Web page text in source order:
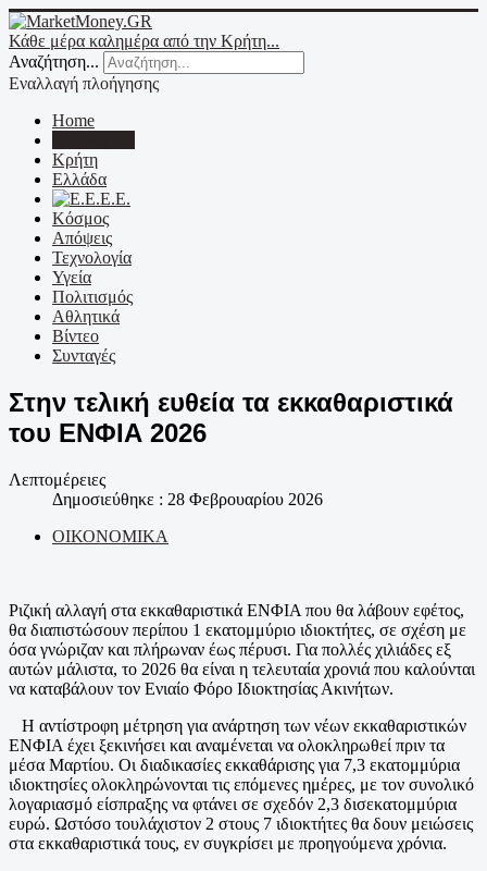
Κάθε μέρα καλημέρα από την Κρήτη...
Αναζήτηση...
Εναλλαγή πλοήγησης
Home
Κρήτη
Ελλάδα
Ε.Ε.
Κόσμος
Απόψεις
Τεχνολογία
Υγεία
Πολιτισμός
Αθλητικά
Βίντεο
Συνταγές
Στην τελική ευθεία τα εκκαθαριστικά
του ΕΝΦΙΑ 2026
Λεπτομέρειες
Δημοσιεύθηκε : 28 Φεβρουαρίου 2026
ΟΙΚΟΝΟΜΙΚΑ
Ριζική αλλαγή στα εκκαθαριστικά ΕΝΦΙΑ που θα λάβουν εφέτος,
θα διαπιστώσουν περίπου 1 εκατομμύριο ιδιοκτήτες, σε σχέση με
όσα γνώριζαν και πλήρωναν έως πέρυσι. Για πολλές χιλιάδες εξ
αυτών μάλιστα, το 2026 θα είναι η τελευταία χρονιά που καλούνται
να καταβάλουν τον Ενιαίο Φόρο Ιδιοκτησίας Ακινήτων.
Η αντίστροφη μέτρηση για ανάρτηση των νέων εκκαθαριστικών
ΕΝΦΙΑ έχει ξεκινήσει και αναμένεται να ολοκληρωθεί πριν τα
μέσα Μαρτίου. Οι διαδικασίες εκκαθάρισης για 7,3 εκατομμύρια
ιδιοκτησίες ολοκληρώνονται τις επόμενες ημέρες, με τον συνολικό
λογαριασμό είσπραξης να φτάνει σε σχεδόν 2,3 δισεκατομμύρια
ευρώ. Ωστόσο τουλάχιστον 2 στους 7 ιδιοκτήτες θα δουν μειώσεις
στα εκκαθαριστικά τους, εν συγκρίσει με προηγούμενα χρόνια.